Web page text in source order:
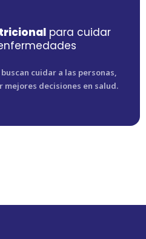
para cuidar
cuidar a las personas,
mejores decisiones en salud.